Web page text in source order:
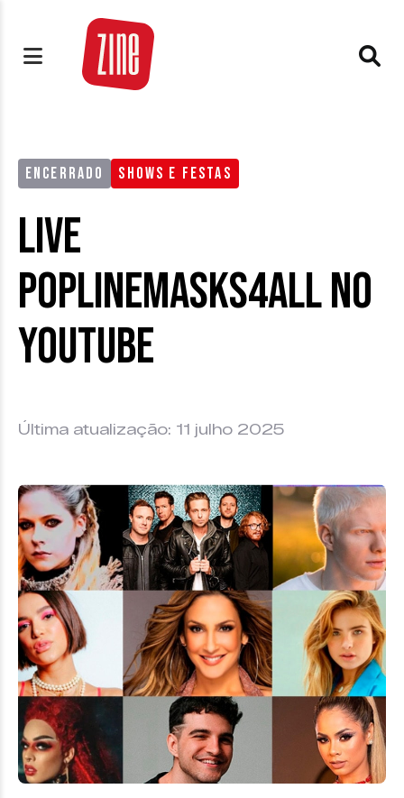
ENCERRADO SHOWS E FESTAS
Live
POPlineMasks4ALL no
Youtube
Última atualização: 11 julho 2025